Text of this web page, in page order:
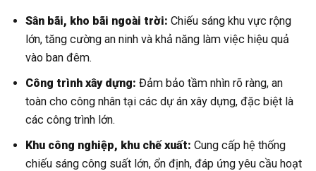
Sân bãi, kho bãi ngoài trời: Chiếu sáng khu vực rộng
lớn, tăng cường an ninh và khả năng làm việc hiệu quả
vào ban đêm.
Công trình xây dựng: Đảm bảo tầm nhìn rõ ràng, an
toàn cho công nhân tại các dự án xây dựng, đặc biệt là
các công trình lớn.
Khu công nghiệp, khu chế xuất: Cung cấp hệ thống
chiếu sáng công suất lớn, ổn định, đáp ứng yêu cầu hoạt